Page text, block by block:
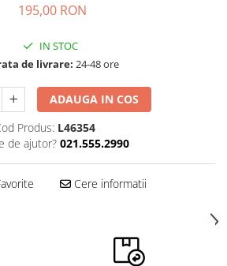
195,00 RON
IN STOC
de livrare: 24-48 ore
ADAUGA IN COS
Produs: L46354
de ajutor? 021.555.2990
Cere informatii